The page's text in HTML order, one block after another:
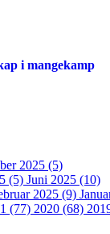
i mangekamp
2025 (5)
(5) Juni 2025 (10)
2025 (9)
(77) 2020 (68)